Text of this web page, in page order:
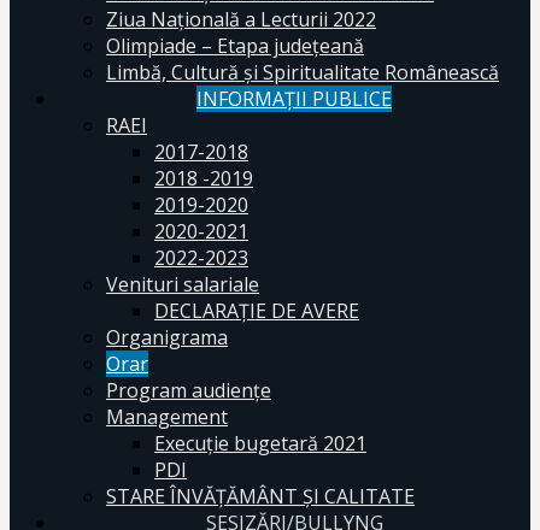
Ziua Naţională a Lecturii 2022
Olimpiade – Etapa judeţeană
Limbă, Cultură și Spiritualitate Românească
INFORMAŢII PUBLICE
RAEI
2017-2018
2018 -2019
2019-2020
2020-2021
2022-2023
Venituri salariale
DECLARAŢIE DE AVERE
Organigrama
Orar
Program audiențe
Management
Execuţie bugetară 2021
PDI
STARE ÎNVĂȚĂMÂNT ȘI CALITATE
SESIZĂRI/BULLYNG